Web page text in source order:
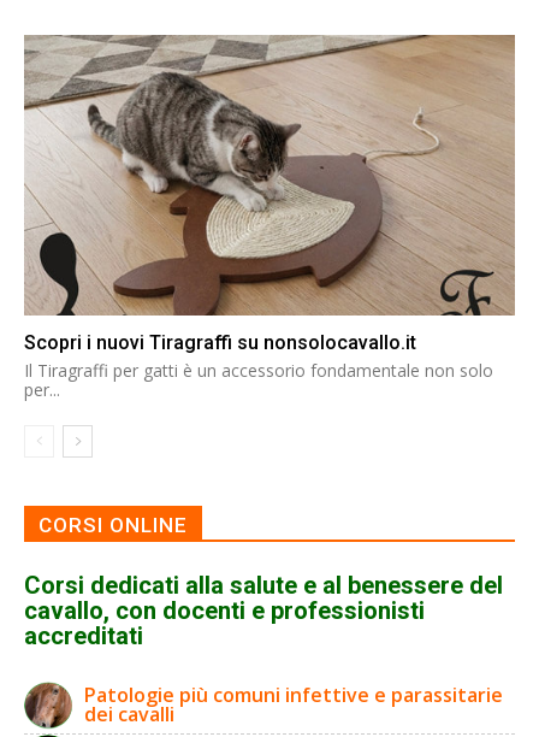
Scopri i nuovi Tiragraffi su nonsolocavallo.it
Il Tiragraffi per gatti è un accessorio fondamentale non solo
per...
CORSI ONLINE
Corsi dedicati alla salute e al benessere del
cavallo, con docenti e professionisti
accreditati
Patologie più comuni infettive e parassitarie
dei cavalli